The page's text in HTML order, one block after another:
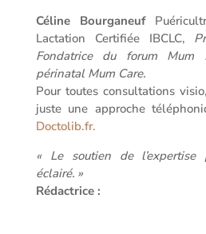
Céline Bourganeuf
Lactation Certifiée IBCLC,
Fondatrice du forum
périnatal Mum Care.
Pour toutes consultations
juste une approche
Doctolib.fr.
« Le soutien de
éclairé. »
Rédactrice :